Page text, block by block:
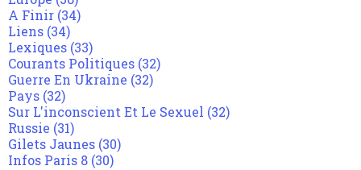
A Finir (34)
Liens (34)
Lexiques (33)
Courants Politiques (32)
Guerre En Ukraine (32)
Pays (32)
Sur L'inconscient Et Le Sexuel (32)
Russie (31)
Gilets Jaunes (30)
Infos Paris 8 (30)